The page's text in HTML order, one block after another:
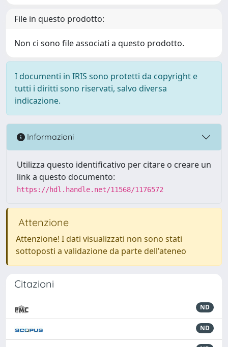
File in questo prodotto:
Non ci sono file associati a questo prodotto.
I documenti in IRIS sono protetti da copyright e
tutti i diritti sono riservati, salvo diversa
indicazione.
Informazioni
Utilizza questo identificativo per citare o creare un
link a questo documento:
https://hdl.handle.net/11568/1176572
Attenzione
Attenzione! I dati visualizzati non sono stati
sottoposti a validazione da parte dell'ateneo
Citazioni
ND
ND